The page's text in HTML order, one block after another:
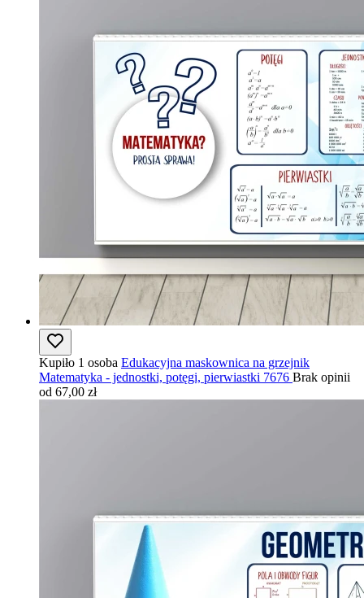
Kupiło 1 osoba Edukacyjna maskownica na grzejnik
Matematyka - jednostki, potęgi, pierwiastki 7676 Brak opinii
od 67,00 zł